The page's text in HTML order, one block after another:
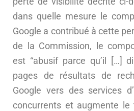
dans quelle mesure le
Google a contribué à cette
de la Commission, le
est “abusif parce qu’il […]
pages de résultats de
Google vers des services
concurrents et augmente